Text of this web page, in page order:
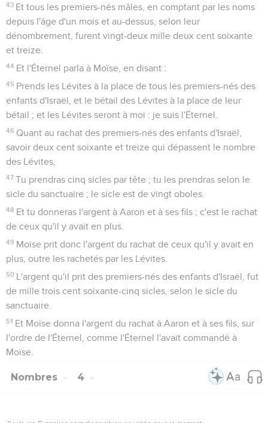
43 Et tous les premiers-nés mâles, en comptant par les noms
depuis l'âge d'un mois et au-dessus, selon leur
dénombrement, furent vingt-deux mille deux cent soixante
et treize.
44 Et l'Éternel parla à Moïse, en disant :
45 Prends les Lévites à la place de tous les premiers-nés des
enfants d'Israël, et le bétail des Lévites à la place de leur
bétail ; et les Lévites seront à moi : je suis l'Éternel.
46 Quant au rachat des premiers-nés des enfants d'Israël,
savoir deux cent soixante et treize qui dépassent le nombre
des Lévites,
47 Tu prendras cinq sicles par tête ; tu les prendras selon le
sicle du sanctuaire ; le sicle est de vingt oboles.
48 Et tu donneras l'argent à Aaron et à ses fils ; c'est le rachat
de ceux qu'il y avait en plus.
49 Moïse prit donc l'argent du rachat de ceux qu'il y avait en
plus, outre les rachetés par les Lévites.
50 L'argent qu'il prit des premiers-nés des enfants d'Israël, fut
de mille trois cent soixante-cinq sicles, selon le sicle du
sanctuaire.
51 Et Moïse donna l'argent du rachat à Aaron et à ses fils, sur
l'ordre de l'Éternel, comme l'Éternel l'avait commandé à
Moïse.
Nombres 4